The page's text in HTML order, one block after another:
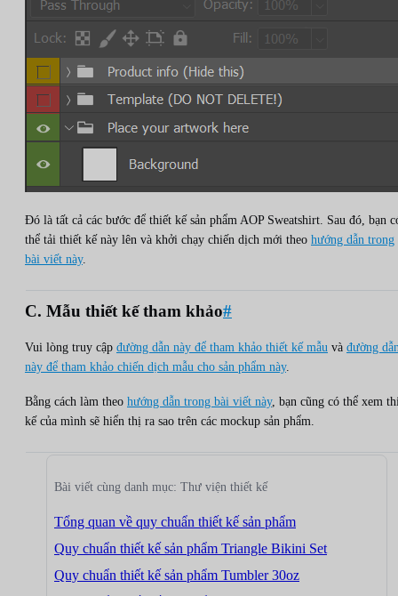
Đó là tất cả các bước để thiết kế sản phẩm AOP Sweatshirt. Sau đó, bạn
thể tải thiết kế này lên và khởi chạy chiến dịch mới theo hướng dẫn trong
bài viết này.
C. Mẫu thiết kế tham khảo#
Vui lòng truy cập đường dẫn này để tham khảo thiết kế mẫu và đường
này để tham khảo chiến dịch mẫu cho sản phẩm này.
Bằng cách làm theo hướng dẫn trong bài viết này, bạn cũng có thể xem
kế của mình sẽ hiển thị ra sao trên các mockup sản phẩm.
Bài viết cùng danh mục: Thư viện thiết kế
Tổng quan về quy chuẩn thiết kế sản phẩm
Quy chuẩn thiết kế sản phẩm Triangle Bikini Set
Quy chuẩn thiết kế sản phẩm Tumbler 30oz